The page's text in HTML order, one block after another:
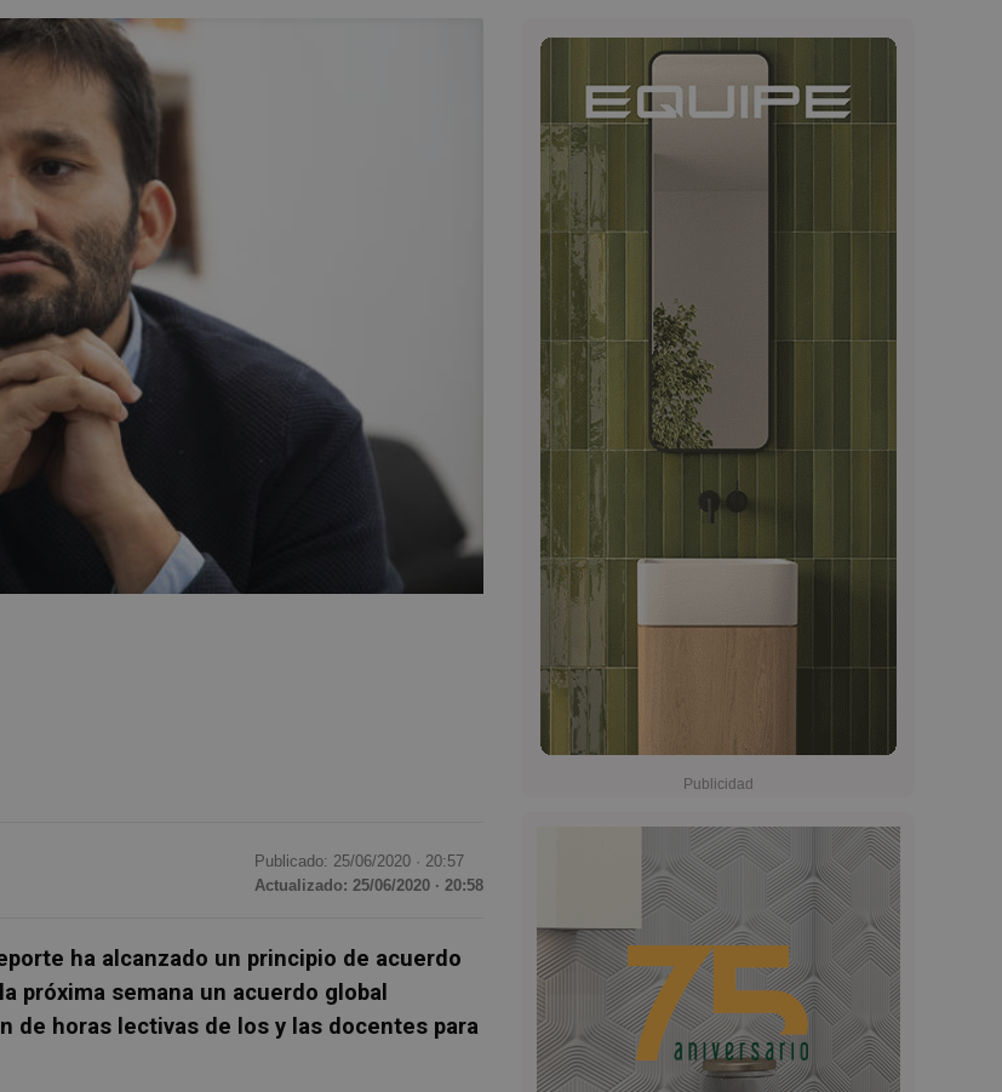
Publicado: 25/06/2020 · 20:57
Actualizado: 25/06/2020 · 20:58
ha alcanzado un principio de acuerdo
próxima semana un acuerdo global
de horas lectivas de los y las docentes para